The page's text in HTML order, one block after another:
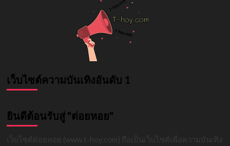
เว็บไซต์ความบันเทิงอันดับ 1
ยินดีต้อนรับสู่ "ต่อยหอย"
เว็บไซต์ต่อยหอย (www.t-hoy.com) ถือเป็นเว็บไซต์เพื่อความบันเทิง